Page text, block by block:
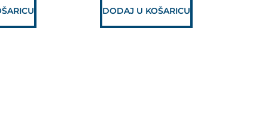
DODAJ U KOŠARICU